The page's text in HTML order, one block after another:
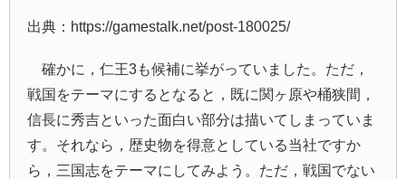
出典：https://gamestalk.net/post-180025/
確かに，仁王3も候補に挙がっていました。ただ，
戦国をテーマにするとなると，既に関ヶ原や桶狭間，
信長に秀吉といった面白い部分は描いてしまっていま
す。それなら，歴史物を得意としている当社ですか
ら，三国志をテーマにしてみよう。ただ，戦国でない